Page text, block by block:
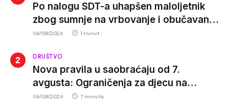
Po nalogu SDT-a uhapšen maloljetnik
zbog sumnje na vrbovanje i obučavanje
za izvršenje terorističkih djela
06/08/2026 1 minut
DRUŠTVO
Nova pravila u saobraćaju od 7.
avgusta: Ograničenja za djecu na
trotinetima i mlade vozače, veće kazne
06/08/2026 7 minuta